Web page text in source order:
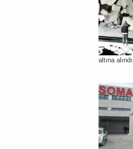
altına